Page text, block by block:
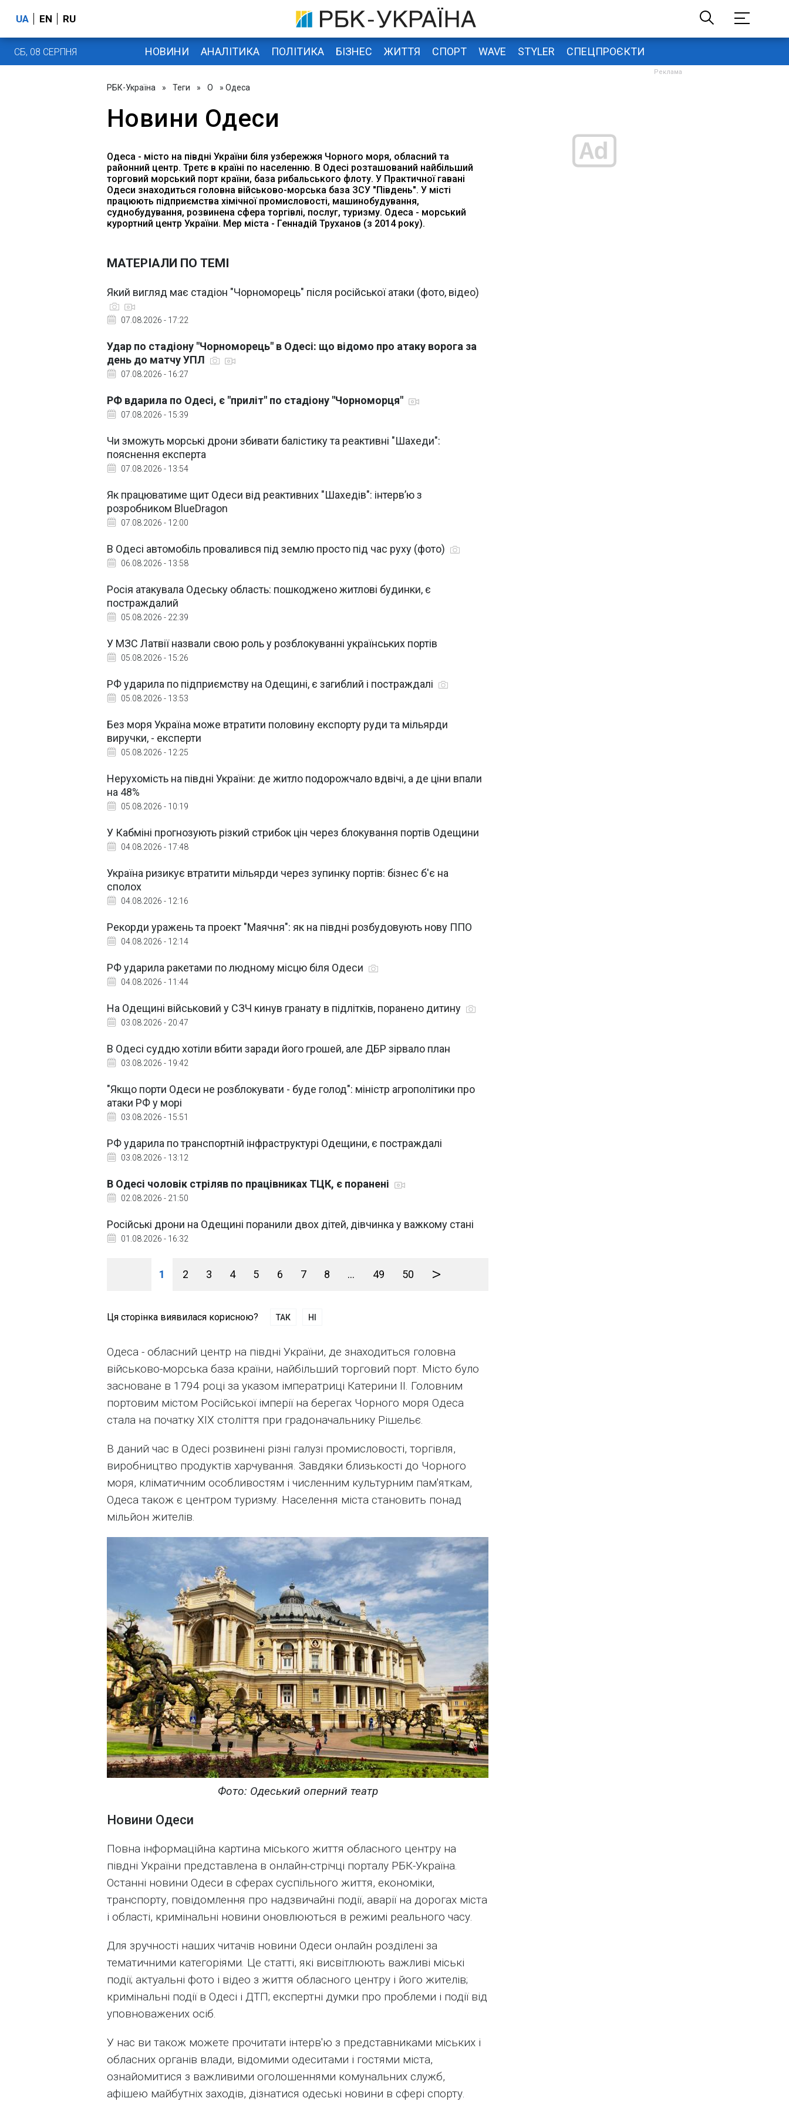
UA EN RU
СБ, 08 СЕРПНЯ НОВИНИ АНАЛІТИКА ПОЛІТИКА БІЗНЕС ЖИТТЯ СПОРТ WAVE STYLER СПЕЦПРОЄКТИ
РБК-Україна » Теги » О » Одеса
Новини Одеси
Одеса - місто на півдні України біля узбережжя Чорного моря, обласний та
районний центр. Третє в країні по населенню. В Одесі розташований найбільший
торговий морський порт країни, база рибальського флоту. У Практичної гавані
Одеси знаходиться головна військово-морська база ЗСУ "Південь". У місті
працюють підприємства хімічної промисловості, машинобудування,
суднобудування, розвинена сфера торгівлі, послуг, туризму. Одеса - морський
курортний центр України. Мер міста - Геннадій Труханов (з 2014 року).
МАТЕРІАЛИ ПО ТЕМІ
Який вигляд має стадіон "Чорноморець" після російської атаки (фото, відео)
07.08.2026 - 17:22
Удар по стадіону "Чорноморець" в Одесі: що відомо про атаку ворога за
день до матчу УПЛ
07.08.2026 - 16:27
РФ вдарила по Одесі, є "приліт" по стадіону "Чорноморця"
07.08.2026 - 15:39
Чи зможуть морські дрони збивати балістику та реактивні "Шахеди":
пояснення експерта
07.08.2026 - 13:54
Як працюватиме щит Одеси від реактивних "Шахедів": інтервʼю з
розробником BlueDragon
07.08.2026 - 12:00
В Одесі автомобіль провалився під землю просто під час руху (фото)
06.08.2026 - 13:58
Росія атакувала Одеську область: пошкоджено житлові будинки, є
постраждалий
05.08.2026 - 22:39
У МЗС Латвії назвали свою роль у розблокуванні українських портів
05.08.2026 - 15:26
РФ ударила по підприємству на Одещині, є загиблий і постраждалі
05.08.2026 - 13:53
Без моря Україна може втратити половину експорту руди та мільярди
виручки, - експерти
05.08.2026 - 12:25
Нерухомість на півдні України: де житло подорожчало вдвічі, а де ціни впали
на 48%
05.08.2026 - 10:19
У Кабміні прогнозують різкий стрибок цін через блокування портів Одещини
04.08.2026 - 17:48
Україна ризикує втратити мільярди через зупинку портів: бізнес б'є на
сполох
04.08.2026 - 12:16
Рекорди уражень та проект "Маячня": як на півдні розбудовують нову ППО
04.08.2026 - 12:14
РФ ударила ракетами по людному місцю біля Одеси
04.08.2026 - 11:44
На Одещині військовий у СЗЧ кинув гранату в підлітків, поранено дитину
03.08.2026 - 20:47
В Одесі суддю хотіли вбити заради його грошей, але ДБР зірвало план
03.08.2026 - 19:42
"Якщо порти Одеси не розблокувати - буде голод": міністр агрополітики про
атаки РФ у морі
03.08.2026 - 15:51
РФ ударила по транспортній інфраструктурі Одещини, є постраждалі
03.08.2026 - 13:12
В Одесі чоловік стріляв по працівниках ТЦК, є поранені
02.08.2026 - 21:50
Російські дрони на Одещині поранили двох дітей, дівчинка у важкому стані
01.08.2026 - 16:32
1 2 3 4 5 6 7 8 ... 49 50 >
Ця сторінка виявилася корисною? ТАК НІ
Одеса - обласний центр на півдні України, де знаходиться головна
військово-морська база країни, найбільший торговий порт. Місто було
засноване в 1794 році за указом імператриці Катерини II. Головним
портовим містом Російської імперії на берегах Чорного моря Одеса
стала на початку XIX століття при градоначальнику Рішельє.
В даний час в Одесі розвинені різні галузі промисловості, торгівля,
виробництво продуктів харчування. Завдяки близькості до Чорного
моря, кліматичним особливостям і численним культурним пам'яткам,
Одеса також є центром туризму. Населення міста становить понад
мільйон жителів.
Фото: Одеський оперний театр
Новини Одеси
Повна інформаційна картина міського життя обласного центру на
півдні України представлена ​​в онлайн-стрічці порталу РБК-Україна.
Останні новини Одеси в сферах суспільного життя, економіки,
транспорту, повідомлення про надзвичайні події, аварії на дорогах міста
і області, кримінальні новини оновлюються в режимі реального часу.
Для зручності наших читачів новини Одеси онлайн розділені за
тематичними категоріями. Це статті, які висвітлюють важливі міські
події; актуальні фото і відео з життя обласного центру і його жителів;
кримінальні події в Одесі і ДТП; експертні думки про проблеми і події від
уповноважених осіб.
У нас ви також можете прочитати інтерв'ю з представниками міських і
обласних органів влади, відомими одеситами і гостями міста,
ознайомитися з важливими оголошеннями комунальних служб,
афішею майбутніх заходів, дізнатися одеські новини в сфері спорту.